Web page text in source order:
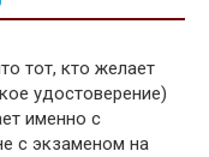
тот, кто желает
удостоверение)
именно с
с экзаменом на